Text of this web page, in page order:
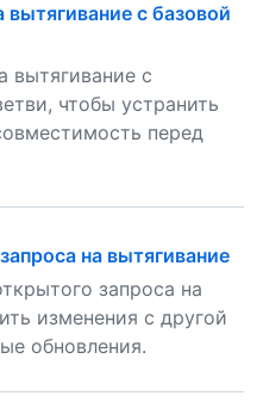
с базовой
вытягивание с
чтобы устранить
перед
на вытягивание
запроса на
изменения с другой
обновления.